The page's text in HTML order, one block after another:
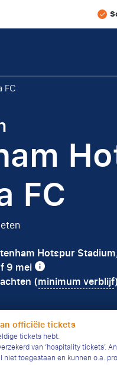
FC
FC
Hotspur
9 mei
(minimum verblijf)
officiële tickets
tickets hebt.
van ‘hospitality tickets’.
toegestaan en kunnen o.a.